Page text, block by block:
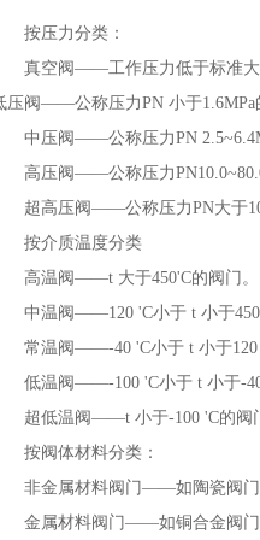
压力分类：
空阀——工作压力低于标准大
压阀——公称压力PN 小于1.6MPa
压阀——公称压力PN
压阀——公称压力
高压阀——公称压力PN大于
介质温度分类
温阀——t 大于450'C的阀门。
温阀——120 'C小于 t 小于450
温阀——-40 'C小于 t 小于120
温阀——-100 'C小于 t 小于-40
低温阀——t 小于-100 'C的阀
阀体材料分类：
金属材料阀门——如陶瓷阀门、
属材料阀门——如铜合金阀门、